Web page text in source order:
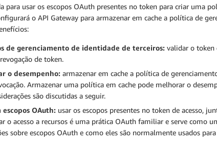
para usar os escopos OAuth presentes no token para criar uma
o API Gateway para armazenar em cache a política de
de gerenciamento de identidade de terceiros: validar o token
de token.
o desempenho: armazenar em cache a política de
Armazenar uma política em cache pode melhorar o
são discutidas a seguir.
escopos OAuth: usar os escopos presentes no token de acesso,
o acesso a recursos é uma prática OAuth familiar e serve como
sobre escopos OAuth e como eles são normalmente usados